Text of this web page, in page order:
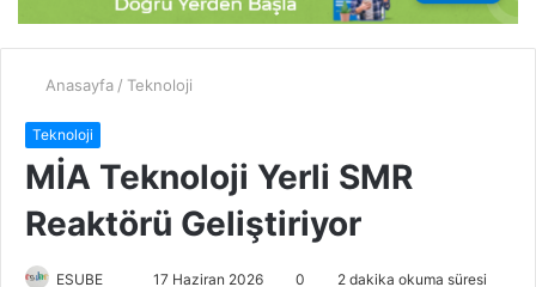
Anasayfa / Teknoloji
Teknoloji
MİA Teknoloji Yerli SMR
Reaktörü Geliştiriyor
ESUBE 17 Haziran 2026 0 2 dakika okuma süresi